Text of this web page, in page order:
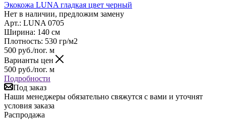
Экокожа LUNA гладкая цвет черный
Нет в наличии, предложим замену
Арт.: LUNA 0705
Ширина: 140 см
Плотность: 530 гр/м2
500 руб./пог. м
Варианты цен
500 руб./пог. м
Подробности
Под заказ
Наши менеджеры обязательно свяжутся с вами и уточнят
условия заказа
Распродажа